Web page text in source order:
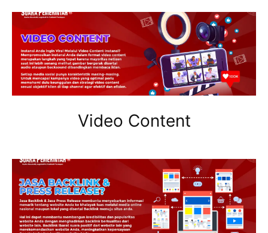
Video Content